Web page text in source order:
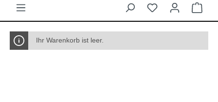
Ihr Warenkorb ist leer.